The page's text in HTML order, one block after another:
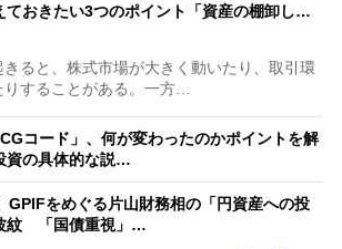
ておきたい3つのポイント「資産の棚卸し…
ると、株式市場が大きく動いたり、取引環
することがある。一方…
コード」、何が変わったのかポイントを解
の具体的な説…
GPIFをめぐる片山財務相の「円資産への投
紋 「国債重視」…